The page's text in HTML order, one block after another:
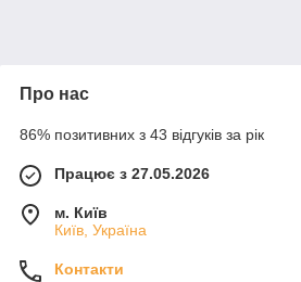
Про нас
86% позитивних з 43 відгуків за рік
Працює з 27.05.2026
м. Київ
Київ, Україна
Контакти